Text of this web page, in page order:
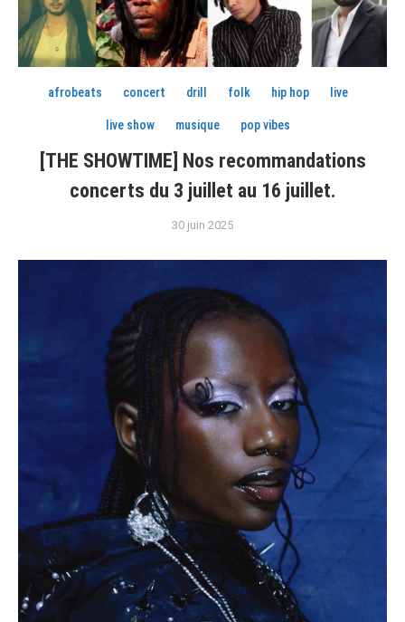
afrobeats concert drill folk hip hop live
live show musique pop vibes
[THE SHOWTIME] Nos recommandations
concerts du 3 juillet au 16 juillet.
30 juin 2025